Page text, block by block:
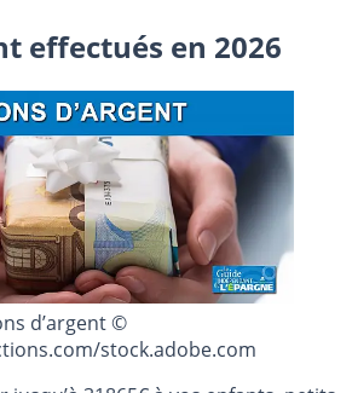
effectués en 2026
d’argent ©
stock.adobe.com